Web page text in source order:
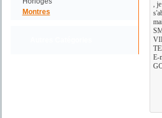
Montres
,
E-